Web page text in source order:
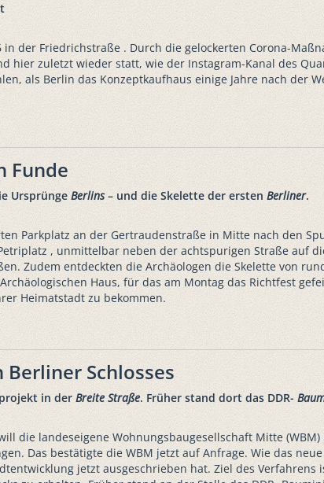
der Friedrichstraße . Durch die gelockerten Corona-
hier zuletzt wieder statt, wie der Instagram-Kanal des
als Berlin das Konzeptkaufhaus einige Jahre nach der
Funde
Ursprünge Berlins– und die Skelette der ersten Berliner.
Parkplatz an der Gertraudenstraße in Mitte nach den
, unmittelbar neben der achtspurigen Straße auf
Zudem entdeckten die Archäologen die Skelette von
Haus, für das am Montag das Richtfest
Heimatstadt zu bekommen.
Schlosses
in der Breite Straße. Früher stand dort das DDR-
die landeseigene Wohnungsbaugesellschaft Mitte
Das bestätigte die WBM jetzt auf Anfrage. Wie das
jetzt ausgeschrieben hat. Ziel des Verfahrens